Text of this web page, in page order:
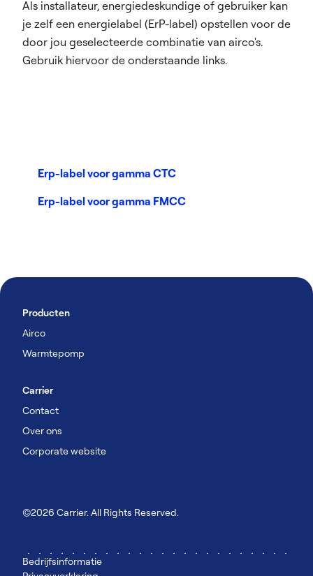
Als installateur, energiedeskundige of gebruiker kan
je zelf een energielabel (ErP-label) opstellen voor de
door jou geselecteerde combinatie van airco's.
Gebruik hiervoor de onderstaande links.
Erp-label voor gamma CTC
Erp-label voor gamma FMCC
Producten
Airco
Warmtepomp
Carrier
Contact
Over ons
Corporate website
©2026 Carrier. All Rights Reserved.
Bedrijfsinformatie